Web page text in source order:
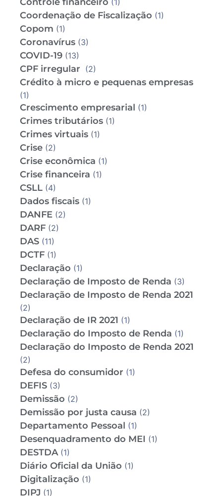
Controle financeiro (1)
Coordenação de Fiscalização (1)
Copom (1)
Coronavírus (3)
COVID-19 (13)
CPF irregular (2)
Crédito à micro e pequenas empresas
(1)
Crescimento empresarial (1)
Crimes tributários (1)
Crimes virtuais (1)
Crise (2)
Crise econômica (1)
Crise financeira (1)
CSLL (4)
Dados fiscais (1)
DANFE (2)
DARF (2)
DAS (11)
DCTF (1)
Declaração (1)
Declaração de Imposto de Renda (3)
Declaração de Imposto de Renda 2021
(2)
Declaração de IR 2021 (1)
Declaração do Imposto de Renda (1)
Declaração do Imposto de Renda 2021
(2)
Defesa do consumidor (1)
DEFIS (3)
Demissão (2)
Demissão por justa causa (2)
Departamento Pessoal (1)
Desenquadramento do MEI (1)
DESTDA(1)
Diário Oficial da União (1)
Digitalização (1)
DIPJ (1)